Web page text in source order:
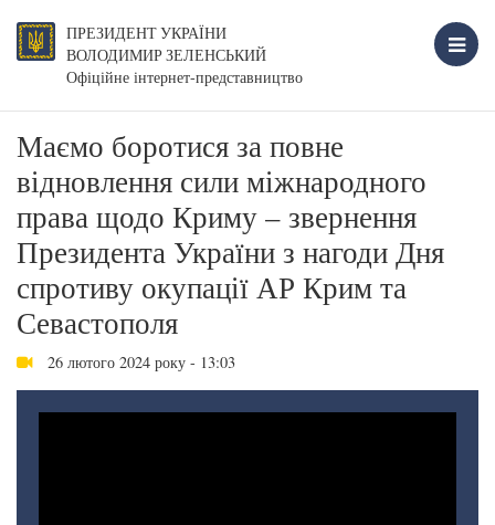
ПРЕЗИДЕНТ УКРАЇНИ
ВОЛОДИМИР ЗЕЛЕНСЬКИЙ
Офіційне інтернет-представництво
Маємо боротися за повне
відновлення сили міжнародного
права щодо Криму – звернення
Президента України з нагоди Дня
спротиву окупації АР Крим та
Севастополя
26 лютого 2024 року - 13:03